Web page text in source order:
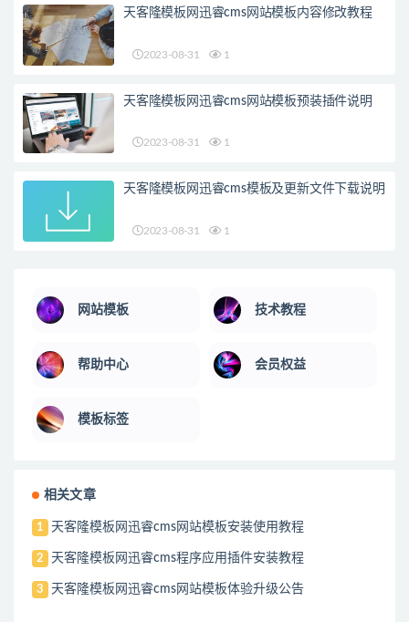
天客隆模板网迅睿cms网站模板内容修改教程
2023-08-31 1
天客隆模板网迅睿cms网站模板预装插件说明
2023-08-31 1
天客隆模板网迅睿cms模板及更新文件下载说明
2023-08-31 1
网站模板 技术教程
帮助中心 会员权益
模板标签
相关文章
1 天客隆模板网迅睿cms网站模板安装使用教程
2 天客隆模板网迅睿cms程序应用插件安装教程
3 天客隆模板网迅睿cms网站模板体验升级公告